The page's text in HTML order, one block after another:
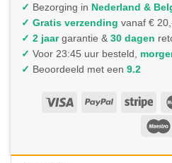
✓ Bezorging in Nederland &
✓ Gratis verzending vanaf €
✓ 2 jaargarantie & 30 dagen
✓ Voor 23:45 uur besteld,
✓ Beoordeeld met een 9.2